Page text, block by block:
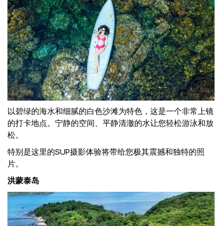
以碧绿的海水和细腻的白色沙滩为特色，这是一个非常上镜
的打卡地点。宁静的空间、平静清澈的水让您轻松游泳和放
松。
特别是这里的SUP摄影体验将带给您极其震撼和独特的照
片。
洪蒙泰岛